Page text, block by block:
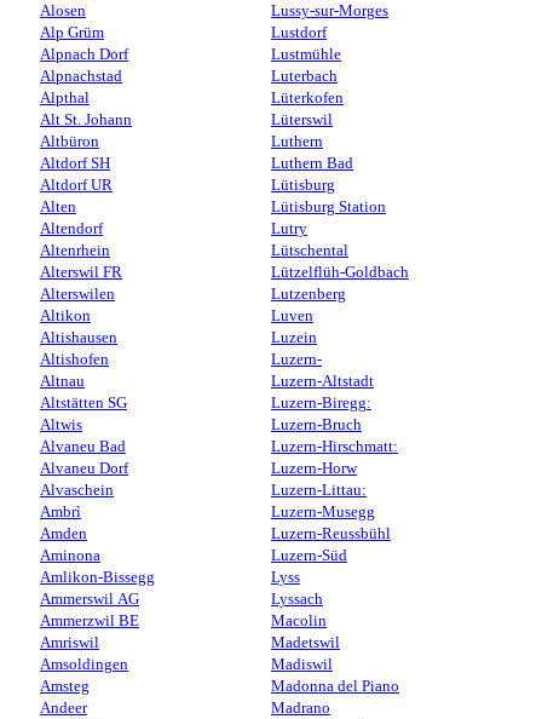
Alosen
Alp Grüm
Alpnach Dorf
Alpnachstad
Alpthal
Alt St. Johann
Altbüron
Altdorf SH
Altdorf UR
Alten
Altendorf
Altenrhein
Alterswil FR
Alterswilen
Altikon
Altishausen
Altishofen
Altnau
Altstätten SG
Altwis
Alvaneu Bad
Alvaneu Dorf
Alvaschein
Ambrì
Amden
Aminona
Amlikon-Bissegg
Ammerswil AG
Ammerzwil BE
Amriswil
Amsoldingen
Amsteg
Andeer
Lussy-sur-Morges
Lustdorf
Lustmühle
Luterbach
Lüterkofen
Lüterswil
Luthern
Luthern Bad
Lütisburg
Lütisburg Station
Lutry
Lütschental
Lützelflüh-Goldbach
Lutzenberg
Luven
Luzein
Luzern-
Luzern-Altstadt
Luzern-Biregg:
Luzern-Bruch
Luzern-Hirschmatt:
Luzern-Horw
Luzern-Littau:
Luzern-Musegg
Luzern-Reussbühl
Luzern-Süd
Lyss
Lyssach
Macolin
Madetswil
Madiswil
Madonna del Piano
Madrano